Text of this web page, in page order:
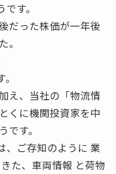
す。
だった株価が一年後
。
え、当社の「物流情
くに機関投資家を中
す。
、ご存知のように 業
た、車両情報 と荷物